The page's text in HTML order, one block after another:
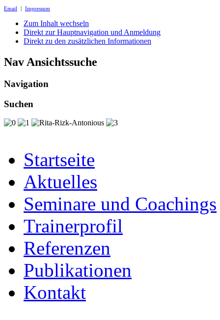
Email | Impressum
Zum Inhalt wechseln
Direkt zur Hauptnavigation und Anmeldung
Direkt zu den zusätzlichen Informationen
Nav Ansichtssuche
Navigation
Suchen
Startseite
Aktuelles
Seminare und Coachings
Trainerprofil
Referenzen
Publikationen
Kontakt